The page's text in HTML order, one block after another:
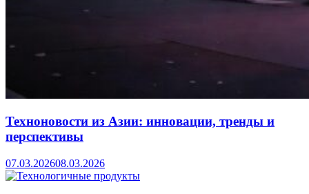
Техноновости из Азии: инновации, тренды и
перспективы
07.03.202608.03.2026